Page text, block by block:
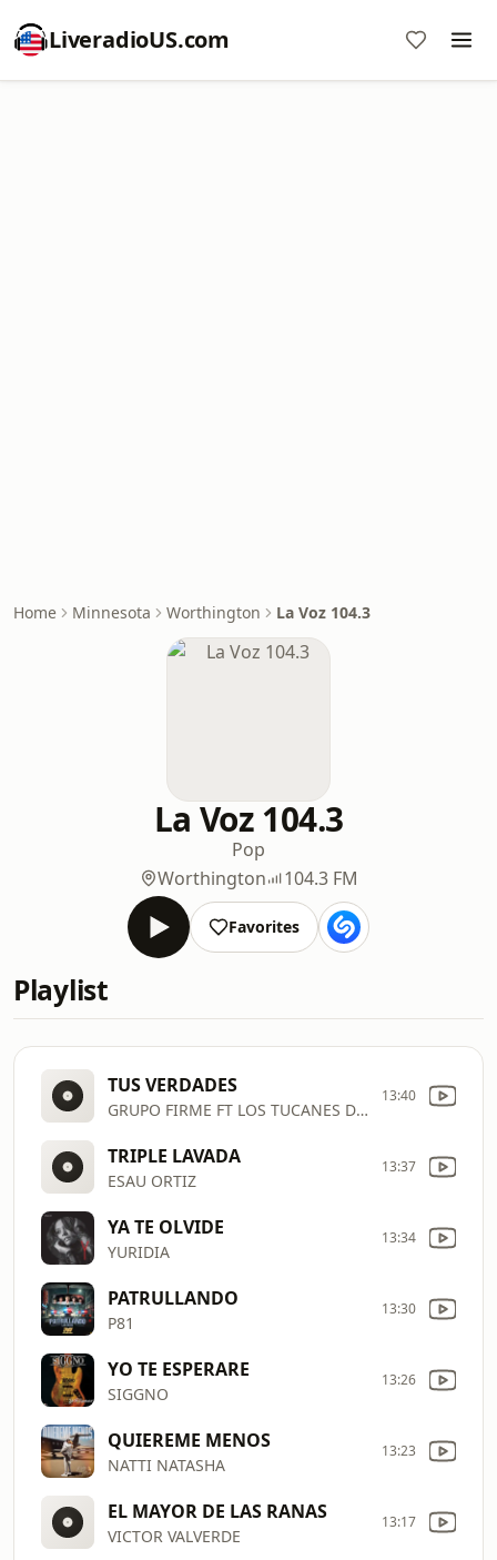
LiveradioUS.com
Home Minnesota Worthington La Voz 104.3
La Voz 104.3
Pop
Worthington
104.3 FM
Favorites
Playlist
TUS VERDADES
GRUPO FIRME FT LOS TUCANES DE TIJUANA
13:40
TRIPLE LAVADA
ESAU ORTIZ
13:37
YA TE OLVIDE
YURIDIA
13:34
PATRULLANDO
P81
13:30
YO TE ESPERARE
SIGGNO
13:26
QUIEREME MENOS
NATTI NATASHA
13:23
EL MAYOR DE LAS RANAS
VICTOR VALVERDE
13:17